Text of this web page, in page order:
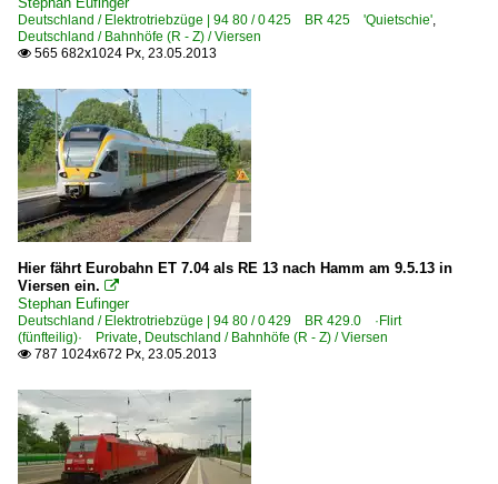
Deutschland / Elektrotriebzüge | 94 80 / 0 425 BR 425 'Quietschie',
Deutschland / Bahnhöfe (R - Z) / Viersen
 565 682x1024 Px, 23.05.2013
Hier fährt Eurobahn ET 7.04 als RE 13 nach Hamm am 9.5.13 in
Viersen ein. 
Stephan Eufinger
Deutschland / Elektrotriebzüge | 94 80 / 0 429 BR 429.0 ·Flirt
(fünfteilig)· Private, Deutschland / Bahnhöfe (R - Z) / Viersen
 787 1024x672 Px, 23.05.2013